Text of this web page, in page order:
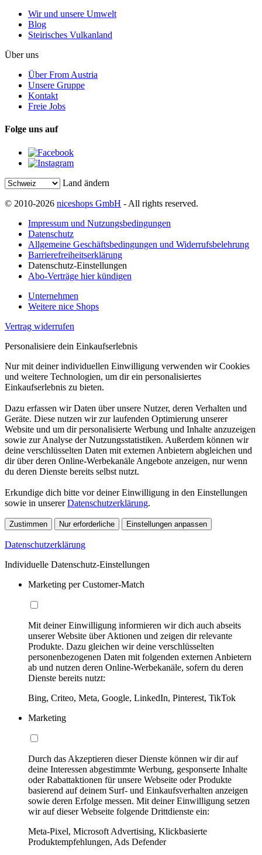
Wir und unsere Umwelt
Blog
Steirisches Vulkanland
Über uns
Über From Austria
Unsere Gruppe
Kontakt
Freie Jobs
Folge uns auf
Land ändern
© 2010-2026 niceshops GmbH - All rights reserved.
Impressum und Nutzungsbedingungen
Datenschutz
Allgemeine Geschäftsbedingungen und Widerrufsbelehrung
Barrierefreiheitserklärung
Datenschutz-Einstellungen
Abo-Verträge hier kündigen
Unternehmen
Weitere nice Shops
Vertrag widerrufen
Personalisiere dein Einkaufserlebnis
Nur mit deiner individuellen Einwilligung verwenden wir Cookies
und weitere Technologien, um dir ein personalisiertes
Einkaufserlebnis zu bieten.
Dazu erfassen wir Daten über unsere Nutzer, deren Verhalten und
Geräte. Diese nutzen wir zur laufenden Optimierung unserer
Website und um dir personalisierte Werbung und Inhalte anzuzeigen
sowie zur Analyse der Nutzungsstatistiken. Außerdem können wir
deine verschlüsselten Daten mit externen Anbietern abgleichen und
dir über deren Online-Werbekanäle Angebote anzeigen, nur wenn
du deren Dienste bereits selbst nutzt.
Erkundige dich bitte vor deiner Einwilligung in den Einstellungen
sowie in unsererDatenschutzerklärung.
Zustimmen Nur erforderliche Einstellungen anpassen
Datenschutzerklärung
Individuelle Datenschutz-Einstellungen
Marketing per Customer-Match
Mit deiner Einwilligung informieren wir dich auch abseits
unserer Website über Aktionen und zeigen dir relevante
Produkte. Dazu gleichen wir deine verschlüsselten
personenbezogenen Daten mit folgenden externen Anbietern
ab und nutzen deren Online-Werbekanäle, sofern du deren
Dienste bereits nutzt:
Bing, Criteo, Meta, Google, LinkedIn, Pinterest, TikTok
Marketing
Durch das Akzeptieren dieser Dienste können wir dir auf
deine Interessen abgestimmte Werbung, gesponserte Inhalte
oder Rabattaktionen für unsere Webseite oder Produkte
basierend auf deinem Surf- und Einkaufsverhalten anzeigen
sowie deren Erfolge messen. Mit deiner Einwilligung setzen
wir auf dieser Webseite folgende Drittdienste ein:
Meta-Pixel, Microsoft Advertising, Klickbasierte
Produktempfehlungen, Ads Defender